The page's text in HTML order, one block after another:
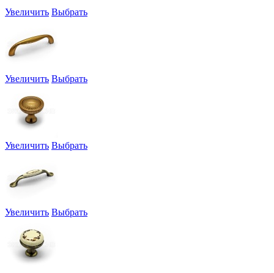
Увеличить Выбрать
Увеличить Выбрать
Увеличить Выбрать
Увеличить Выбрать